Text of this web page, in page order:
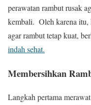
perawatan rambut rusak
kembali. Oleh karena itu,
agar rambut tetap kuat,
indah sehat.
Membersihkan
Langkah pertama